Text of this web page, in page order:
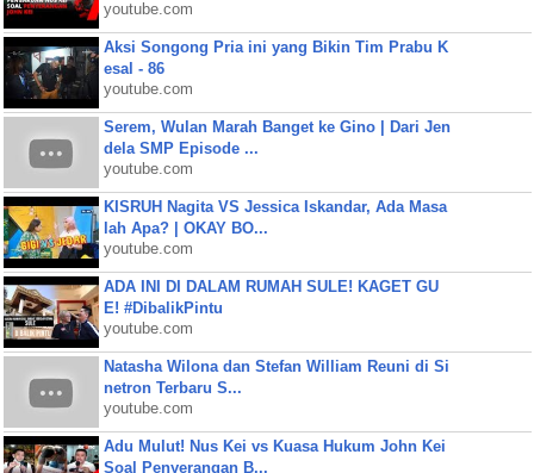
youtube.com
Aksi Songong Pria ini yang Bikin Tim Prabu K
esal - 86
youtube.com
Serem, Wulan Marah Banget ke Gino | Dari Jen
dela SMP Episode ...
youtube.com
KISRUH Nagita VS Jessica Iskandar, Ada Masa
lah Apa? | OKAY BO...
youtube.com
ADA INI DI DALAM RUMAH SULE! KAGET GU
E! #DibalikPintu
youtube.com
Natasha Wilona dan Stefan William Reuni di Si
netron Terbaru S...
youtube.com
Adu Mulut! Nus Kei vs Kuasa Hukum John Kei
Soal Penyerangan B...